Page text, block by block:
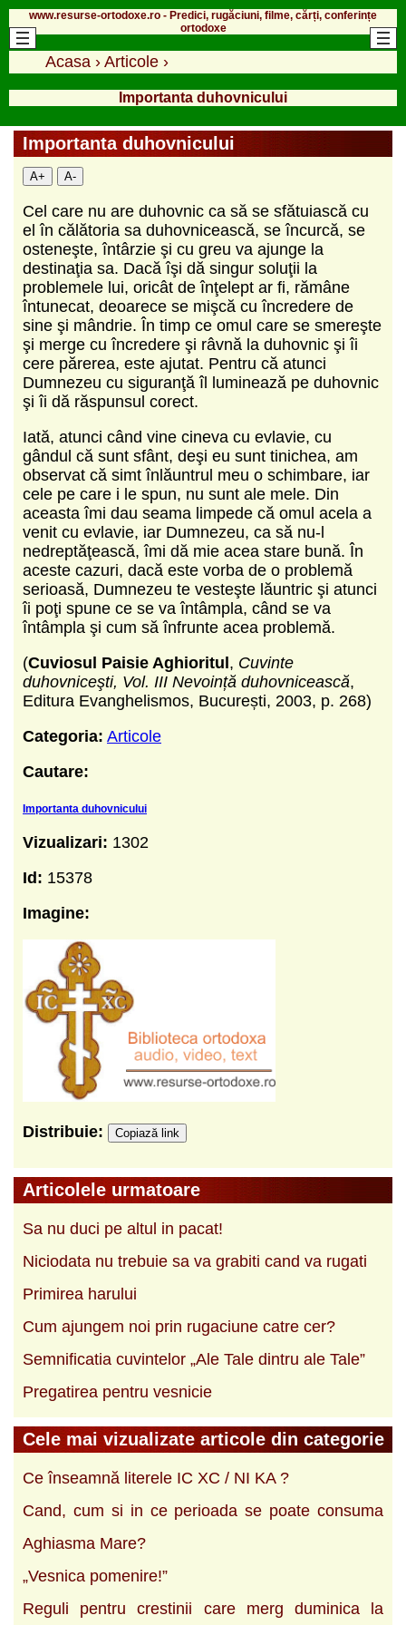
www.resurse-ortodoxe.ro - Predici, rugăciuni, filme, cărți, conferințe
ortodoxe
Acasa › Articole ›
Importanta duhovnicului
Importanta duhovnicului
A+ A-
Cel care nu are duhovnic ca să se sfătuiască cu
el în călătoria sa duhovnicească, se încurcă, se
osteneşte, întârzie şi cu greu va ajunge la
destinaţia sa. Dacă îşi dă singur soluţii la
problemele lui, oricât de înţelept ar fi, rămâne
întunecat, deoarece se mişcă cu încredere de
sine şi mândrie. În timp ce omul care se smereşte
şi merge cu încredere şi râvnă la duhovnic şi îi
cere părerea, este ajutat. Pentru că atunci
Dumnezeu cu siguranţă îl luminează pe duhovnic
şi îi dă răspunsul corect.
Iată, atunci când vine cineva cu evlavie, cu
gândul că sunt sfânt, deşi eu sunt tinichea, am
observat că simt înlăuntrul meu o schimbare, iar
cele pe care i le spun, nu sunt ale mele. Din
aceasta îmi dau seama limpede că omul acela a
venit cu evlavie, iar Dumnezeu, ca să nu-l
nedreptăţească, îmi dă mie acea stare bună. În
aceste cazuri, dacă este vorba de o problemă
serioasă, Dumnezeu te vesteşte lăuntric şi atunci
îi poţi spune ce se va întâmpla, când se va
întâmpla şi cum să înfrunte acea problemă.
(Cuviosul Paisie Aghioritul, Cuvinte
duhovniceşti, Vol. III Nevoință duhovnicească,
Editura Evanghelismos, București, 2003, p. 268)
Categoria: Articole
Cautare:
Importanta duhovnicului
Vizualizari: 1302
Id: 15378
Imagine:
Distribuie: Copiază link
Articolele urmatoare
Sa nu duci pe altul in pacat!
Niciodata nu trebuie sa va grabiti cand va rugati
Primirea harului
Cum ajungem noi prin rugaciune catre cer?
Semnificatia cuvintelor „Ale Tale dintru ale Tale”
Pregatirea pentru vesnicie
Cele mai vizualizate articole din categorie
Ce înseamnă literele IC XC / NI KA ?
Cand, cum si in ce perioada se poate consuma
Aghiasma Mare?
„Vesnica pomenire!”
Reguli pentru crestinii care merg duminica la